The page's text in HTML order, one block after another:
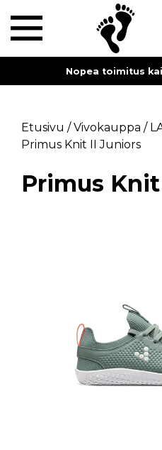
Nopea toimitus
Etusivu /Vivokauppa /
Primus Knit II Juniors
Primus